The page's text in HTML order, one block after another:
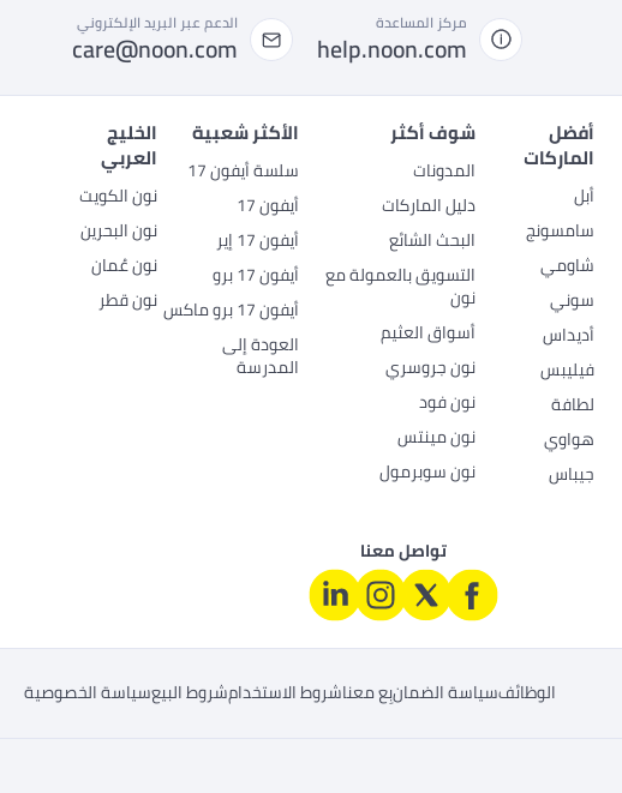
مركز المساعدة
help.noon.com
الدعم عبر البريد الإلكتروني
care@noon.com
أفضل
الماركات
أبل
سامسونج
شاومي
سوني
أديداس
فيليبس
لطافة
هواوي
جيباس
شوف أكثر
المدونات
دليل الماركات
البحث الشائع
التسويق بالعمولة مع
نون
أسواق العثيم
نون جروسري
نون فود
نون مينتس
نون سوبرمول
الأكثر شعبية
سلسة أيفون 17
أيفون 17
أيفون 17 إير
أيفون 17 برو
أيفون 17 برو ماكس
العودة إلى
المدرسة
الخليج
العربي
نون الكويت
نون البحرين
نون عُمان
نون قطر
تواصل معنا
الوظائفسياسة الضمانبِع معناشروط الاستخدامشروط البيعسياسة الخصوصية